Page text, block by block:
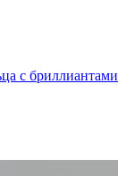
с бриллиантами